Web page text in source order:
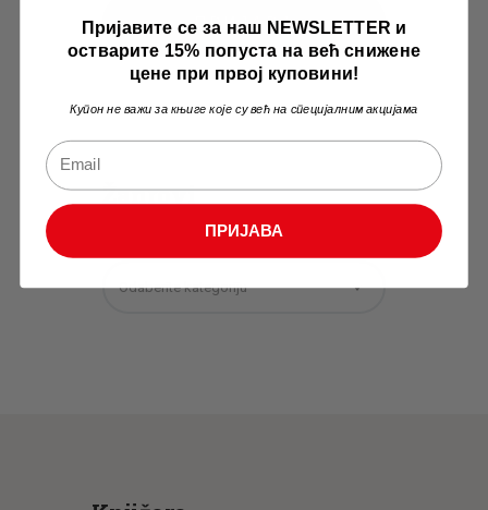
ПРИЈАВА
Žanrovi
Odaberite kategoriju
Пријавите се за наш NEWSLETTER и
остварите 15% попуста на већ снижене
цене при првој куповини!
Купон не важи за књиге које су већ на специјалним акцијама
ПРИЈАВА